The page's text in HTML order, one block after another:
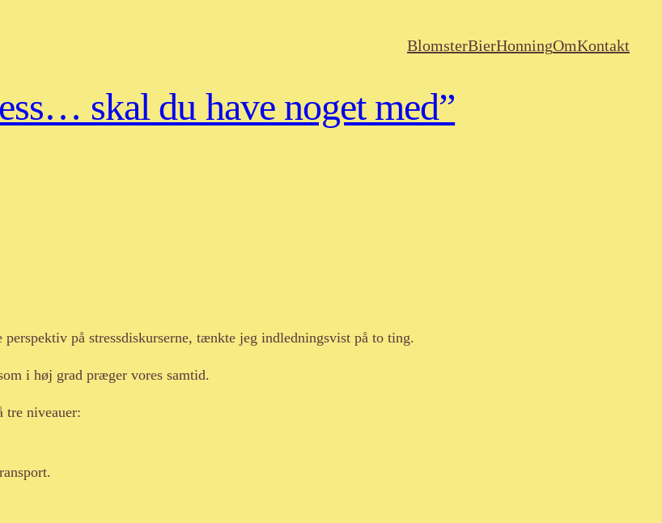
BlomsterBierHonningOmKontakt
skal du have noget med”
på stressdiskurserne, tænkte jeg indledningsvist på to ting.
i høj grad præger vores samtid.
tre niveauer: